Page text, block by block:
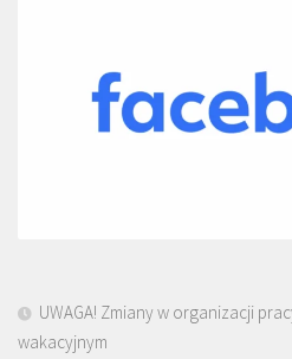
UWAGA! Zmiany w organizacji
wakacyjnym